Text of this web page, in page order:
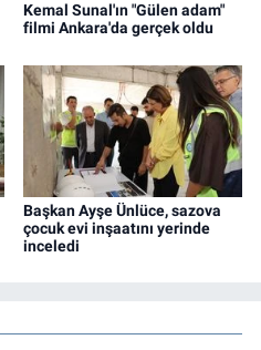
Kemal Sunal'ın "Gülen adam"
filmi Ankara'da gerçek oldu
Başkan Ayşe Ünlüce, sazova
çocuk evi inşaatını yerinde
inceledi